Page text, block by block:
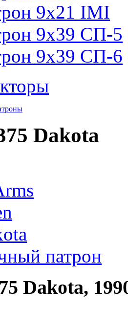
9x21 IMI
9x39 СП-5
9x39 СП-6
Dakota
патрон
Dakota,